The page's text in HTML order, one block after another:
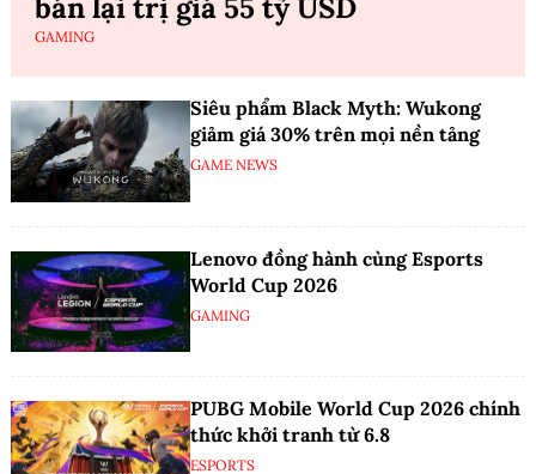
bán lại trị giá 55 tỷ USD
GAMING
Siêu phẩm Black Myth: Wukong
giảm giá 30% trên mọi nền tảng
GAME NEWS
Lenovo đồng hành cùng Esports
World Cup 2026
GAMING
PUBG Mobile World Cup 2026 chính
thức khởi tranh từ 6.8
ESPORTS